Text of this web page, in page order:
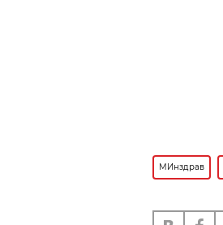
МИнздрав